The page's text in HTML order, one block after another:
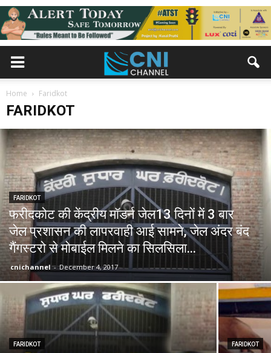
Home Faridkot
FARIDKOT
FARIDKOT
फरीदकोट की केंद्रीय मॉडर्न जेल13 दिनों में 3 बार
जेल प्रशासन की लापरवाही आई सामने, जेल अंदर बंद
गैंगस्टरो से मोबाईल मिलने का सिलसिला...
cnichannel - December 4, 2017
FARIDKOT FARIDKOT